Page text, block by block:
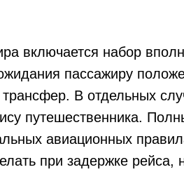
включается набор
пассажиру
В отдельных
путешественника.
авиационных
при задержке рейса,